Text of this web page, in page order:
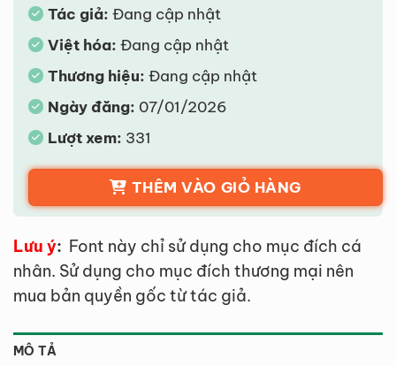
Tác giả: Đang cập nhật
Việt hóa: Đang cập nhật
Thương hiệu: Đang cập nhật
Ngày đăng: 07/01/2026
Lượt xem: 331
THÊM VÀO GIỎ HÀNG
Lưu ý: Font này chỉ sử dụng cho mục đích cá
nhân. Sử dụng cho mục đích thương mại nên
mua bản quyền gốc từ tác giả.
MÔ TẢ